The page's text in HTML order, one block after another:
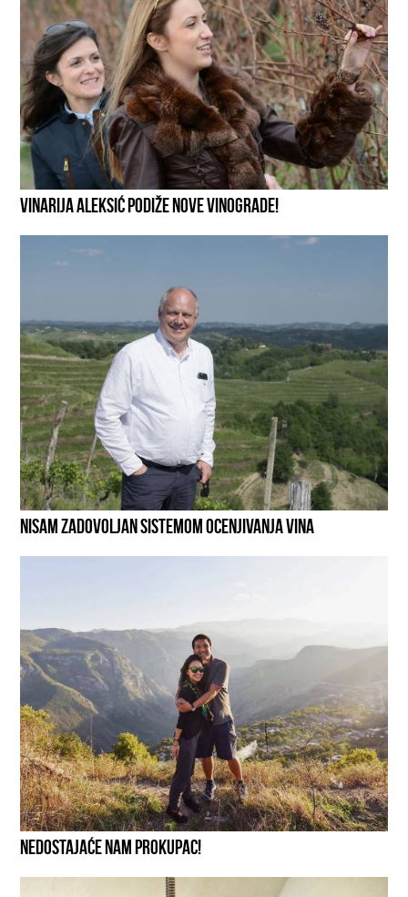
VINARIJA ALEKSIĆ PODIŽE NOVE VINOGRADE!
NISAM ZADOVOLJAN SISTEMOM OCENJIVANJA VINA
NEDOSTAJAĆE NAM PROKUPAC!